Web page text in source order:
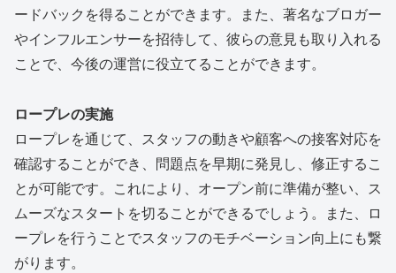
ードバックを得ることができます。また、著名なブロガー
やインフルエンサーを招待して、彼らの意見も取り入れる
ことで、今後の運営に役立てることができます。
ロープレの実施
ロープレを通じて、スタッフの動きや顧客への接客対応を
確認することができ、問題点を早期に発見し、修正するこ
とが可能です。これにより、オープン前に準備が整い、ス
ムーズなスタートを切ることができるでしょう。また、ロ
ープレを行うことでスタッフのモチベーション向上にも繋
がります。